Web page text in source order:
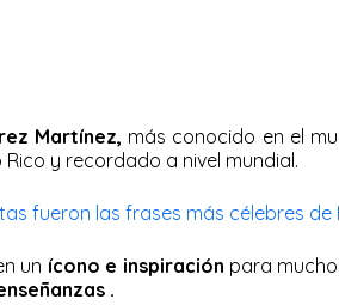
Martínez, más conocido en el
y recordado a nivel mundial.
fueron las frases más célebres
un ícono e inspiración para
.